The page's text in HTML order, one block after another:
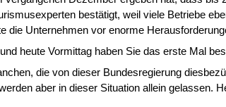
bestätigt, weil viele Betriebe
die Unterneh­men vor enorme
heute Vormittag haben Sie das erste Mal
die von dieser Bundesregierung
aber in dieser Situation allein gelassen.